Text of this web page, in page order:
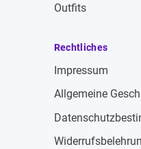
Outfits
Rechtliches
Impressum
Allgemeine